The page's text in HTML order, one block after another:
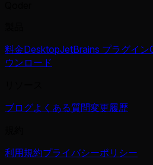
料金DesktopJetBrains プラグイン
ウンロード
ブログよくある質問変更履歴
利用規約プライバシーポリシー